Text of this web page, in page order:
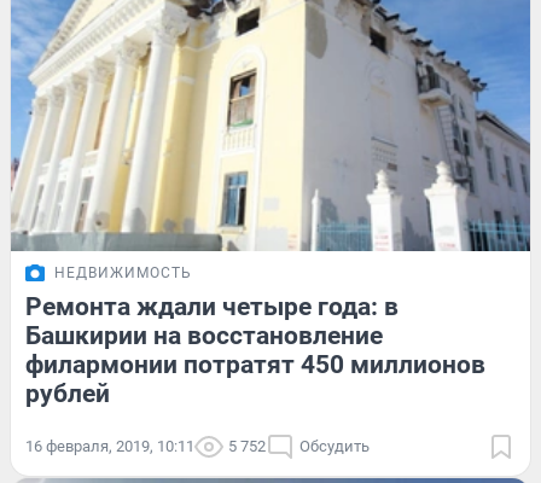
НЕДВИЖИМОСТЬ
Ремонта ждали четыре года: в
Башкирии на восстановление
филармонии потратят 450 миллионов
рублей
16 февраля, 2019, 10:11 5 752 Обсудить